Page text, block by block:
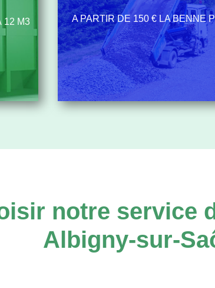
12 M3 A PARTIR DE 150 € LA BENNE
notre service
Albigny-sur-